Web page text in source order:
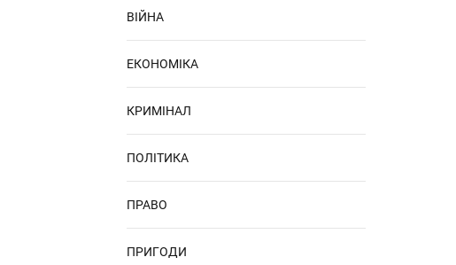
ВІЙНА
ЕКОНОМІКА
КРИМІНАЛ
ПОЛІТИКА
ПРАВО
ПРИГОДИ